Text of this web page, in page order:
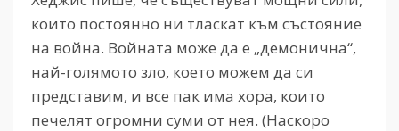
които постоянно ни тласкат към състояние
на война. Войната може да е „демонична“,
най-голямото зло, което можем да си
представим, и все пак има хора, които
печелят огромни суми от нея. (Наскоро